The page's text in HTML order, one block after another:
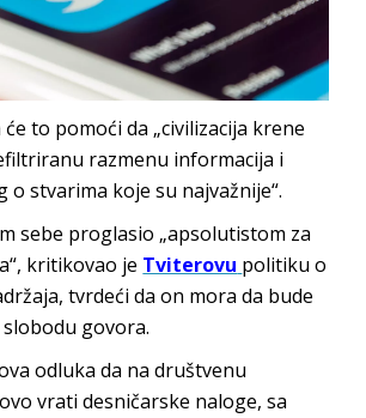
to pomoći da „civilizacija krene
razmenu informacija i
o stvarima koje su najvažnije“.
sebe proglasio „apsolutistom za
kritikovao je Tviterovu politiku o
tvrdeći da on mora da bude
govora.
odluka da na društvenu
vrati desničarske naloge, sa